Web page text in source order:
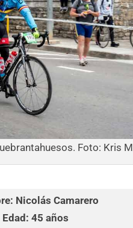
Foto: Kris
Nicolás Camarero
Edad: 45 años